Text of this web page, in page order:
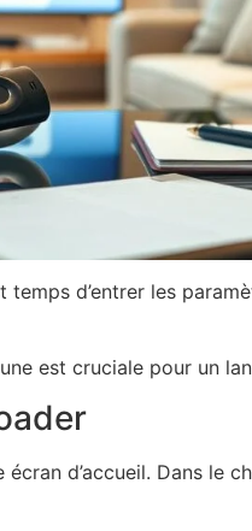
d’entrer les
est cruciale pour un
d’accueil. Dans le